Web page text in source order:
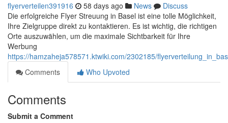
flyerverteilen391916 58 days ago News
Discuss
Die erfolgreiche Flyer Streuung in Basel ist eine tolle Möglichkeit,
Ihre Zielgruppe direkt zu kontaktieren. Es ist wichtig, die richtigen
Orte auszuwählen, um die maximale Sichtbarkeit für Ihre
Werbung
https://hamzaheja578571.ktwiki.com/2302185/
Comments
Who Upvoted
Comments
Submit a Comment